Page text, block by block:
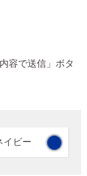
容で送信」ボタ
イビー